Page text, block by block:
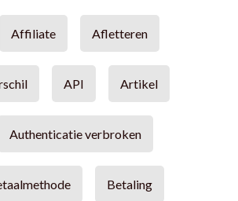
Affiliate Afletteren
API Artikel
Authenticatie verbroken
Betaling